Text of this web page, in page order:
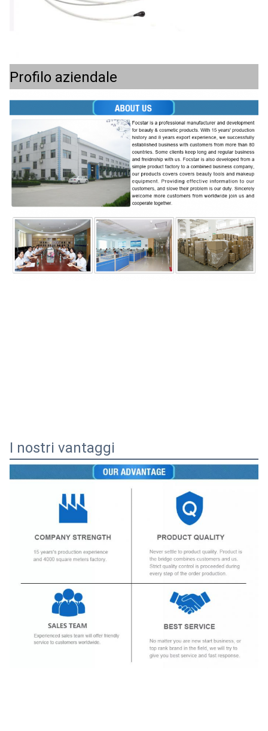
Profilo aziendale
I nostri vantaggi